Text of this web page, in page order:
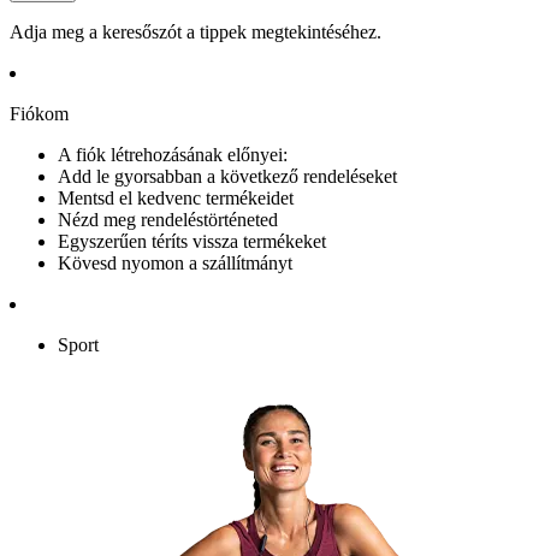
Adja meg a keresőszót a tippek megtekintéséhez.
Fiókom
A fiók létrehozásának előnyei:
Add le gyorsabban a következő rendeléseket
Mentsd el kedvenc termékeidet
Nézd meg rendeléstörténeted
Egyszerűen téríts vissza termékeket
Kövesd nyomon a szállítmányt
Sport